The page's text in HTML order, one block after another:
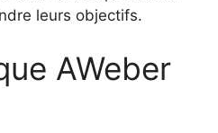
leurs objectifs.
AWeber